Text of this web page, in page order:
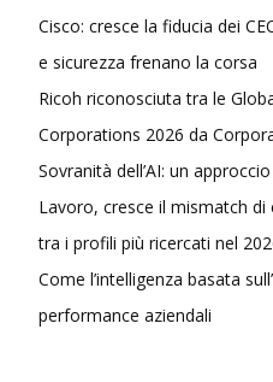
Cisco: cresce la fiducia dei
e sicurezza frenano la corsa
Ricoh riconosciuta tra le
Corporations 2026 da
Sovranità dell’AI: un
Lavoro, cresce il mismatch
tra i profili più ricercati nel
Come l’intelligenza basata
performance aziendali